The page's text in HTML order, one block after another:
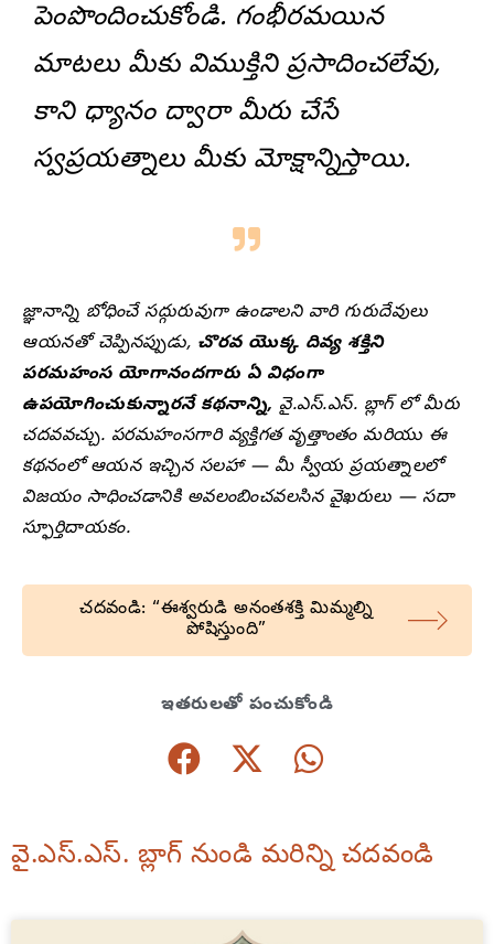
పెంపొందించుకోండి. గంభీరమయిన
మాటలు మీకు విముక్తిని ప్రసాదించలేవు,
కాని ధ్యానం ద్వారా మీరు చేసే
స్వప్రయత్నాలు మీకు మోక్షాన్నిస్తాయి.
జ్ఞానాన్ని బోధించే సద్గురువుగా ఉండాలని వారి గురుదేవులు
ఆయనతో చెప్పినప్పుడు, చొరవ యొక్క దివ్య శక్తిని
పరమహంస యోగానందగారు ఏ విధంగా
ఉపయోగించుకున్నారనే కథనాన్ని, వై.ఎస్.ఎస్. బ్లాగ్ లో మీరు
చదవవచ్చు. పరమహంసగారి వ్యక్తిగత వృత్తాంతం మరియు ఈ
కథనంలో ఆయన ఇచ్చిన సలహా — మీ స్వీయ ప్రయత్నాలలో
విజయం సాధించడానికి అవలంబించవలసిన వైఖరులు — సదా
స్ఫూర్తిదాయకం.
చదవండి: “ఈశ్వరుడి అనంతశక్తి మిమ్మల్ని
పోషిస్తుంది”
ఇతరులతో పంచుకోండి
వై.ఎస్.ఎస్. బ్లాగ్ నుండి మరిన్ని చదవండి